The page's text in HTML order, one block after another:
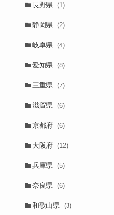
長野県 (1)
静岡県 (2)
岐阜県 (4)
愛知県 (8)
三重県 (7)
滋賀県 (6)
京都府 (6)
大阪府 (12)
兵庫県 (5)
奈良県 (6)
和歌山県 (3)